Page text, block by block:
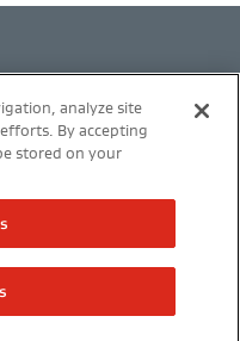
analyze site
By accepting
stored on your